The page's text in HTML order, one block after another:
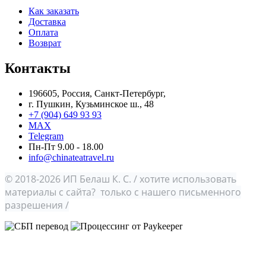
Как заказать
Доставка
Оплата
Возврат
Контакты
196605, Россия, Санкт-Петербург,
г. Пушкин, Кузьминское ш., 48
+7 (904) 649 93 93
MAX
Telegram
Пн-Пт 9.00 - 18.00
info@chinateatravel.ru
© 2018-2026 ИП Белаш К. С. / хотите использовать
материалы с сайта? только с нашего письменного
разрешения /